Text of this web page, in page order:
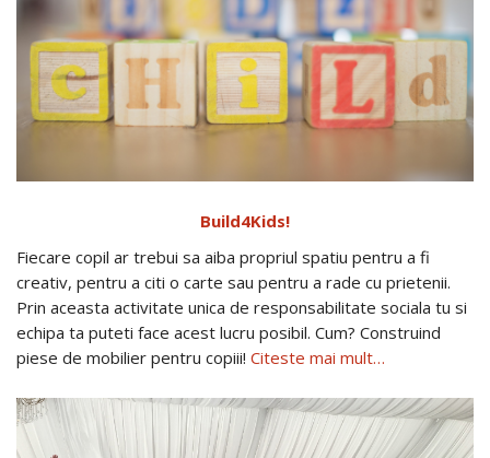
Build4Kids!
Fiecare copil ar trebui sa aiba propriul spatiu pentru a fi
creativ, pentru a citi o carte sau pentru a rade cu prietenii.
Prin aceasta activitate unica de responsabilitate sociala tu si
echipa ta puteti face acest lucru posibil. Cum? Construind
piese de mobilier pentru copiii! Citeste mai mult…